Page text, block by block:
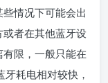
情况下可能会出
者在其他蓝牙设
限，一般只能在
耗电相对较快，